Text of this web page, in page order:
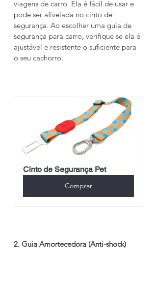
viagens de carro. Ela é fácil de usar e
pode ser afivelada no cinto de
segurança. Ao escolher uma guia de
segurança para carro, verifique se ela é
ajustável e resistente o suficiente para
o seu cachorro.
Cinto de Segurança Pet
Comprar
2. Guia Amortecedora (Anti-shock)